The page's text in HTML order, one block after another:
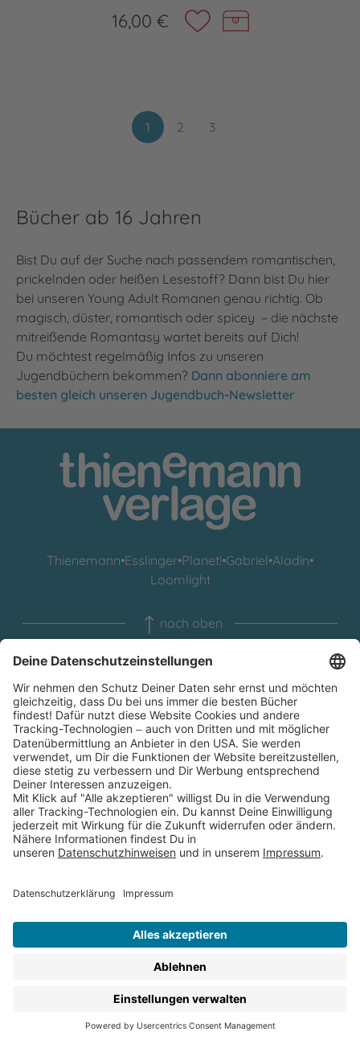
16,00 €
1 2 3
Bücher ab 16 Jahren
Bist Du auf der Suche nach passendem romantischen,
prickelnden oder heißen Lesestoff? Dann bist Du hier
bei unseren Young Adult Romanen genau richtig. Ob
magisch, düster, romantisch oder spicey – die nächste
mitreißende Romantasy wartet bereits auf Dich!
Du möchtest regelmäßig Infos zu unseren
Jugendbüchern bekommen? Dann abonniere am
besten gleich unseren Jugendbuch-Newsletter
Thienemann•Esslinger•Planet!•Gabriel•Aladin•
Loomlight
nach oben
Newsletter
Bist Du an unseren Gewinnspielen
und Buchhighlights interessiert?
Dann trage Dich hier schnell und
einfach ein!
Abonniere jetzt
Service & Kontakt
FAQs
Datenschutz